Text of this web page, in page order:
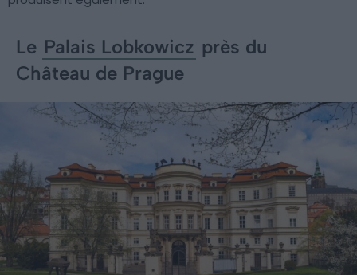
Le Palais Lobkowicz près du
Château de Prague